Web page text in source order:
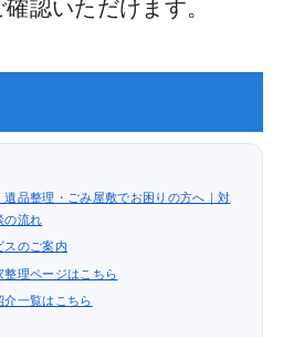
認いただけます。
遺品整理・ごみ屋敷でお困りの方へ｜対
の流れ
スのご案内
理ページはこちら
介一覧はこちら